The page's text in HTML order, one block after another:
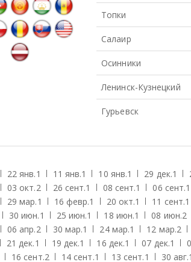
Топки
Салаир
Осинники
Ленинск-Кузнецкий
Гурьевск
22 янв.1 11 янв.1 10 янв.1 29 дек.1
03 окт.2 26 сент.1 08 сент.1 06 сент.1
29 мар.1 16 февр.1 20 окт.1 11 сент.1
30 июн.1 25 июн.1 18 июн.1 08 июн.2
06 апр.2 30 мар.1 24 мар.1 12 мар.2
21 дек.1 19 дек.1 16 дек.1 07 дек.1
16 сент.2 14 сент.1 13 сент.1 30 авг.1